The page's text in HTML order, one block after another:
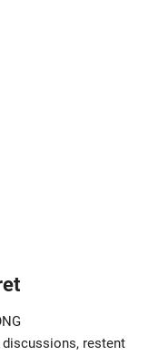
discussions, restent